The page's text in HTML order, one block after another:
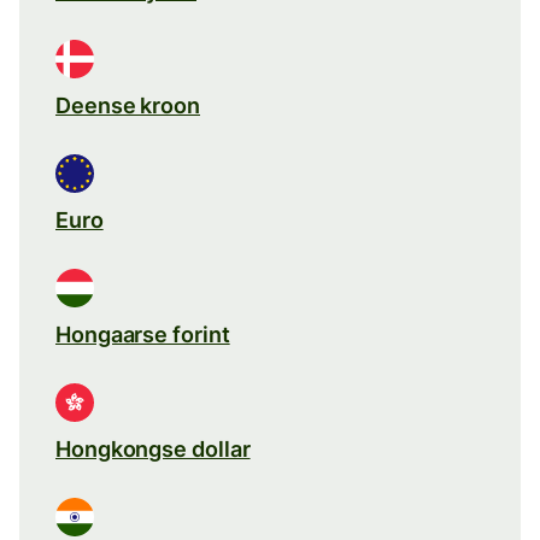
Deense kroon
Euro
Hongaarse forint
Hongkongse dollar